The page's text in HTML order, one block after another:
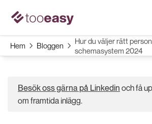
Hem  Bloggen 
Hur du väljer rätt
schemasystem 2024
Besök oss gärna på Linkedin och få
om framtida inlägg.